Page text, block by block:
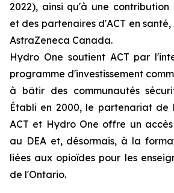
2022), ainsi qu'à une
et des partenaires d'ACT en
AstraZeneca Canada.
Hydro One soutient ACT par
programme d'investissement
à bâtir des communautés
Établi en 2000, le partenariat de
ACT et Hydro One offre un
au DEA et, désormais, à la
liées aux opioïdes pour les
de l'Ontario.